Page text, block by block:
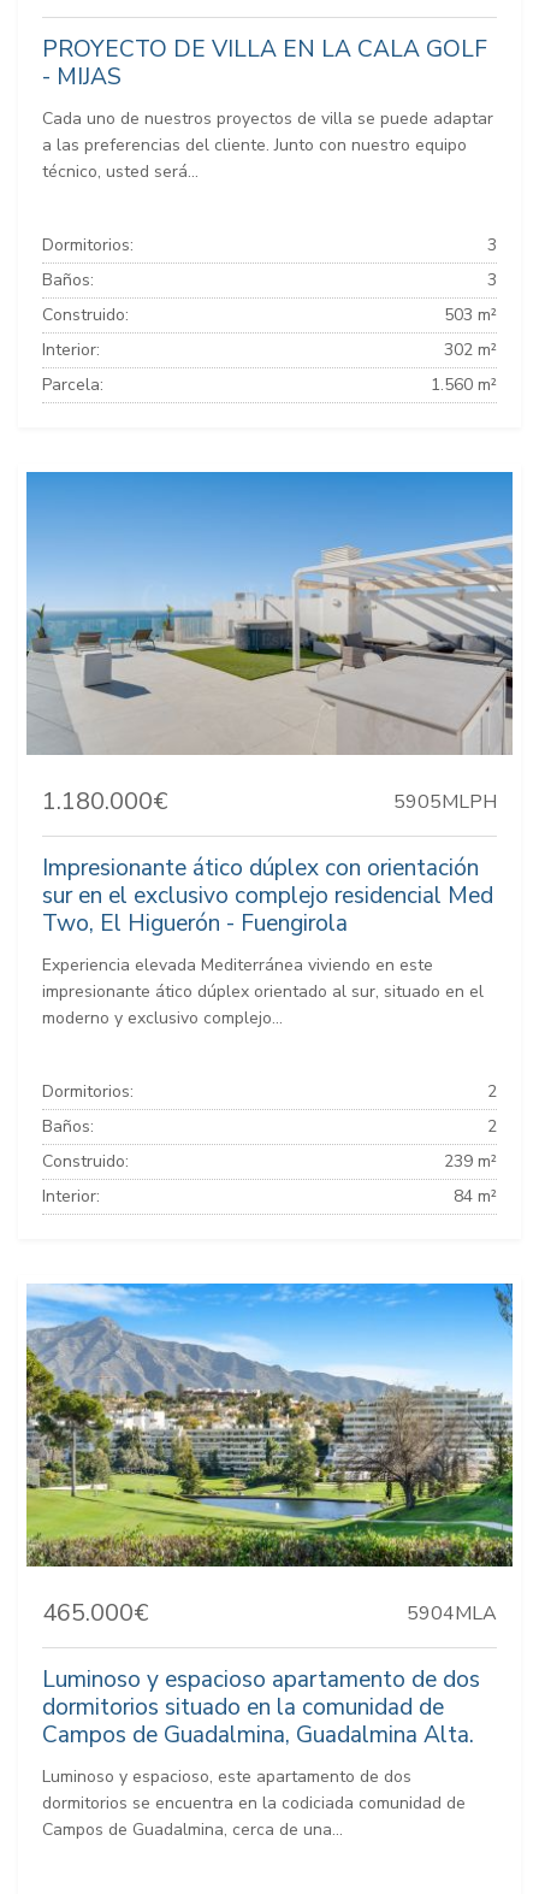
PROYECTO DE VILLA EN LA CALA GOLF
- MIJAS
Cada uno de nuestros proyectos de villa se puede adaptar
a las preferencias del cliente. Junto con nuestro equipo
técnico, usted será...
Dormitorios:
3
Baños:
3
Construido:
503 m²
Interior:
302 m²
Parcela:
1.560 m²
1.180.000€ 5905MLPH
Impresionante ático dúplex con orientación
sur en el exclusivo complejo residencial Med
Two, El Higuerón - Fuengirola
Experiencia elevada Mediterránea viviendo en este
impresionante ático dúplex orientado al sur, situado en el
moderno y exclusivo complejo...
Dormitorios:
2
Baños:
2
Construido:
239 m²
Interior:
84 m²
465.000€ 5904MLA
Luminoso y espacioso apartamento de dos
dormitorios situado en la comunidad de
Campos de Guadalmina, Guadalmina Alta.
Luminoso y espacioso, este apartamento de dos
dormitorios se encuentra en la codiciada comunidad de
Campos de Guadalmina, cerca de una...